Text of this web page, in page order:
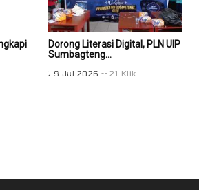
Dorong Literasi Digital, PLN UIP
Sumbagteng...
29 Jul 2026 21 Klik